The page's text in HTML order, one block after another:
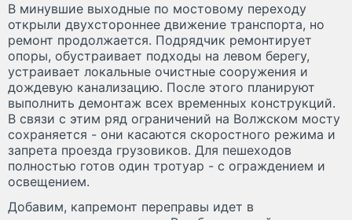
В минувшие выходные по мостовому переходу
открыли двухстороннее движение транспорта, но
ремонт продолжается. Подрядчик ремонтирует
опоры, обустраивает подходы на левом берегу,
устраивает локальные очистные сооружения и
дождевую канализацию. После этого планируют
выполнить демонтаж всех временных конструкций.
В связи с этим ряд ограничений на Волжском мосту
сохраняется - они касаются скоростного режима и
запрета проезда грузовиков. Для пешеходов
полностью готов один тротуар - с ограждением и
освещением.
Добавим, капремонт переправы идет в